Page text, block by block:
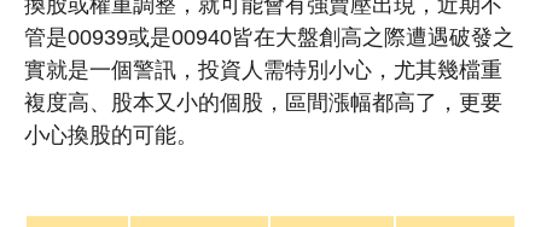
換股或權重調整，就可能會有強賣壓出現，近期不
管是00939或是00940皆在大盤創高之際遭遇破發之
實就是一個警訊，投資人需特別小心，尤其幾檔重
複度高、股本又小的個股，區間漲幅都高了，更要
小心換股的可能。